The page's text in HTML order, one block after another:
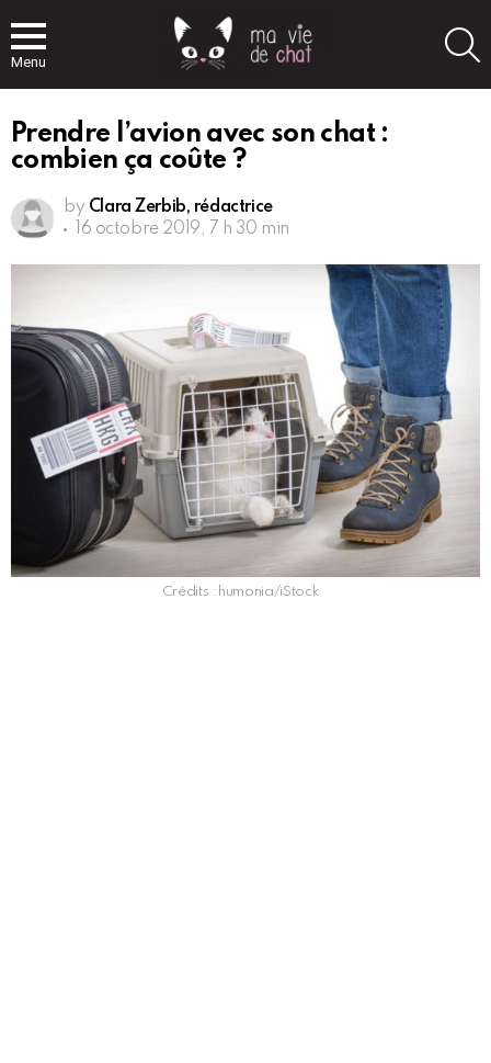
Menu
Prendre l’avion avec son chat :
combien ça coûte ?
by Clara Zerbib, rédactrice
16 octobre 2019, 7 h 30 min
Crédits : humonia/iStock